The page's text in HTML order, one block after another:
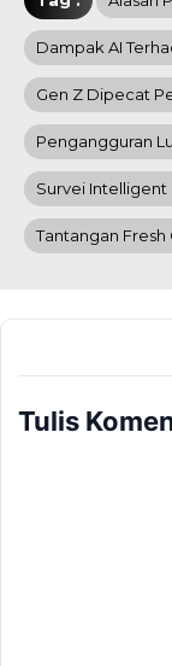
Dampak AI
Gen Z Dipecat
Pengangguran
Survei Intelligent
Tantangan Fresh
Tulis